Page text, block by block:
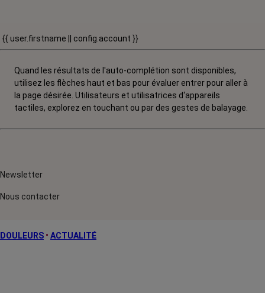
{{ user.firstname || config.account }}
Quand les résultats de l'auto-complétion sont disponibles,
utilisez les flèches haut et bas pour évaluer entrer pour aller à
la page désirée. Utilisateurs et utilisatrices d‘appareils
tactiles, explorez en touchant ou par des gestes de balayage.
Newsletter
Nous contacter
DOULEURS • ACTUALITÉ